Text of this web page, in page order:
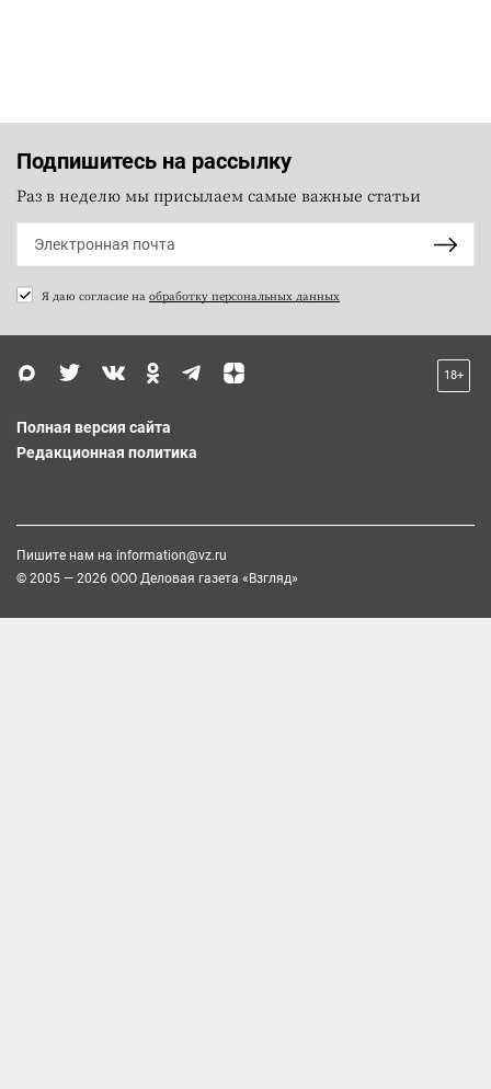
Подпишитесь на рассылку
Раз в неделю мы присылаем самые важные статьи
Я даю согласие на обработку персональных данных
18+
Полная версия сайта
Редакционная политика
Пишите нам на information@vz.ru
© 2005 — 2026 ООО Деловая газета «Взгляд»